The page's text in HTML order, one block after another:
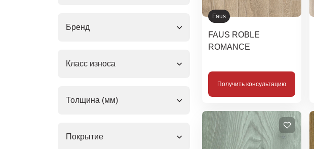
Бренд
Класс износа
Толщина (мм)
Покрытие
Faus
FAUS ROBLE
ROMANCE
Получить консультацию